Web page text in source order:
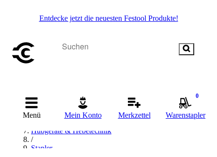
Entdecke jetzt die neuesten Festool Produkte!
Menü Mein Konto Merkzettel
0
Warenstapler
Betriebsausstattung & Baustellenbedarf
/
Transportmittel
Hubgeräte & Hebetechnik
/
Stapler